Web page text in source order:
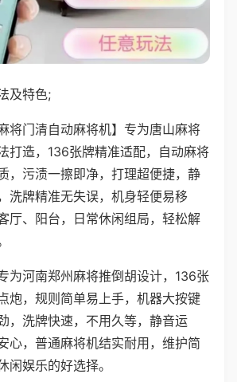
及特色;
将门清自动麻将机】专为唐山麻将
打造，136张牌精准适配，自动麻将
，污渍一擦即净，打理超便捷，静
洗牌精准无失误，机身轻便易移
厅、阳台，日常休闲组局，轻松解
为河南郑州麻将推倒胡设计，136张
炮，规则简单易上手，机器大按键
，洗牌快速，不用久等，静音运
心，普通麻将机结实耐用，维护简
闲娱乐的好选择。